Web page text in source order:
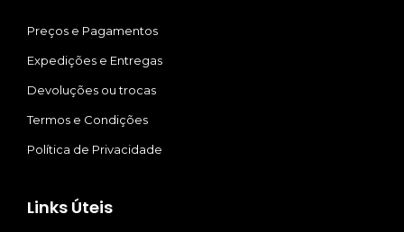
Preços e Pagamentos
Expedições e Entregas
Devoluções ou trocas
Termos e Condições
Política de Privacidade
Links Úteis